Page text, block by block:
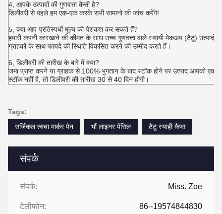
संपर्क
संपर्क: Miss. Zoe
टेलीफोन: 86--19574844830
4, आपके उत्पादों की गुणवत्ता कैसी है?
डिलीवरी से पहले हम एक-एक करके सभी सामानों की जांच करेंगे!
5, क्या आप प्रतिस्पर्धी मूल्य की पेशकश कर सकते हैं?
हमारी कंपनी कारखाने की कीमत के साथ उच्च गुणवत्ता वाले स्थायी मेकअप (टैटू) उत्पादों
ग्राहकों के साथ फायदे की स्थिति विकसित करने की उम्मीद करते हैं।
6, डिलीवरी की तारीख के बारे में क्या?
जमा प्राप्त करने या ग्राहक से 100% भुगतान के बाद स्टॉक होने पर उत्पाद आपको एक
स्टॉक नहीं है, तो डिलीवरी की तारीख 30 से 40 दिन होगी।
Tags:
सर्जिकल त्वचा मार्कर पेन
भौं लाइनर पेंसिल टैटू स्याही कैप्स